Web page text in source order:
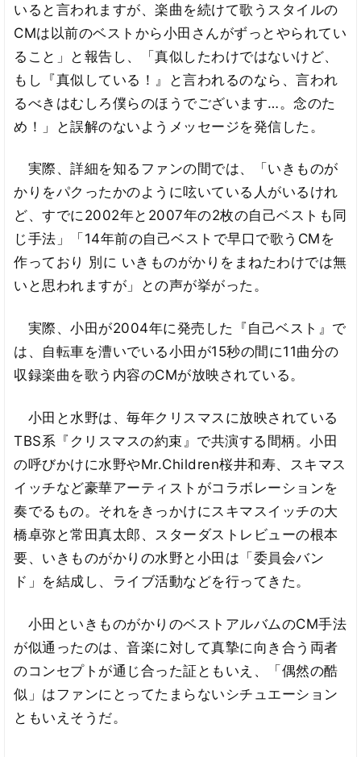
いると言われますが、楽曲を続けて歌うスタイルの
CMは以前のベストから小田さんがずっとやられてい
ること」と報告し、「真似したわけではないけど、
もし『真似している！』と言われるのなら、言われ
るべきはむしろ僕らのほうでございます…。念のた
め！」と誤解のないようメッセージを発信した。
実際、詳細を知るファンの間では、「いきものが
かりをパクったかのように呟いている人がいるけれ
ど、すでに2002年と2007年の2枚の自己ベストも同
じ手法」「14年前の自己ベストで早口で歌うCMを
作っており 別に いきものがかりをまねたわけでは無
いと思われますが」との声が挙がった。
実際、小田が2004年に発売した『自己ベスト』で
は、自転車を漕いでいる小田が15秒の間に11曲分の
収録楽曲を歌う内容のCMが放映されている。
小田と水野は、毎年クリスマスに放映されている
TBS系『クリスマスの約束』で共演する間柄。小田
の呼びかけに水野やMr.Children桜井和寿、スキマス
イッチなど豪華アーティストがコラボレーションを
奏でるもの。それをきっかけにスキマスイッチの大
橋卓弥と常田真太郎、スターダストレビューの根本
要、いきものがかりの水野と小田は「委員会バン
ド」を結成し、ライブ活動などを行ってきた。
小田といきものがかりのベストアルバムのCM手法
が似通ったのは、音楽に対して真摯に向き合う両者
のコンセプトが通じ合った証ともいえ、「偶然の酷
似」はファンにとってたまらないシチュエーション
ともいえそうだ。